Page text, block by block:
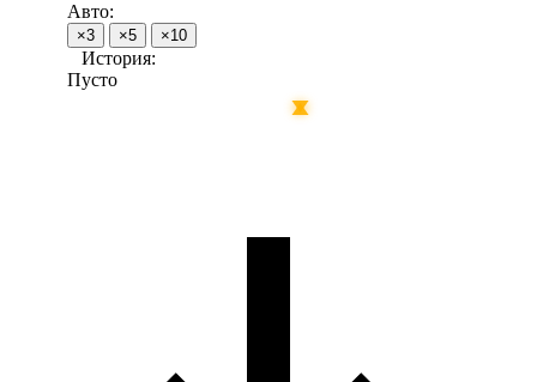
Авто:
×3 ×5 ×10
История:
Пусто